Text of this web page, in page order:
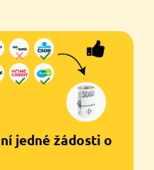
jedné žádosti o